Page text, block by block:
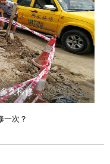
久检修......
一次？